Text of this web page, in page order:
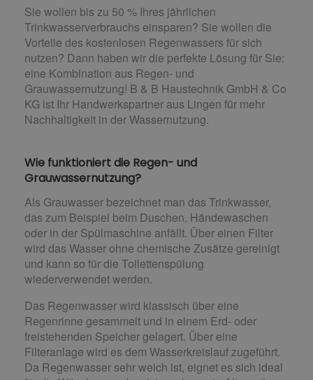
Sie wollen bis zu 50 % Ihres jährlichen
Trinkwasserverbrauchs einsparen? Sie wollen die
Vorteile des kostenlosen Regenwassers für sich
nutzen? Dann haben wir die perfekte Lösung für Sie:
eine Kombination aus Regen- und
Grauwassernutzung! B & B Haustechnik GmbH & Co
KG ist Ihr Handwerkspartner aus Lingen für mehr
Nachhaltigkeit in der Wassernutzung.
Wie funktioniert die Regen- und
Grauwassernutzung?
Als Grauwasser bezeichnet man das Trinkwasser,
das zum Beispiel beim Duschen, Händewaschen
oder in der Spülmaschine anfällt. Über einen Filter
wird das Wasser ohne chemische Zusätze gereinigt
und kann so für die Toilettenspülung
wiederverwendet werden.
Das Regenwasser wird klassisch über eine
Regenrinne gesammelt und in einem Erd- oder
freistehenden Speicher gelagert. Über eine
Filteranlage wird es dem Wasserkreislauf zugeführt.
Da Regenwasser sehr weich ist, eignet es sich ideal